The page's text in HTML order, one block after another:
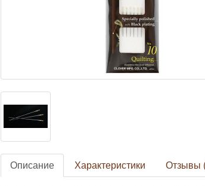
Описание Характеристики Отзывы